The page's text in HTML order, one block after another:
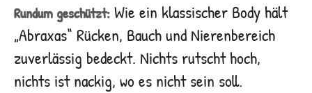
Rundum geschützt: Wie ein klassischer Body hält
„Abraxas“ Rücken, Bauch und Nierenbereich
zuverlässig bedeckt. Nichts rutscht hoch,
nichts ist nackig, wo es nicht sein soll.